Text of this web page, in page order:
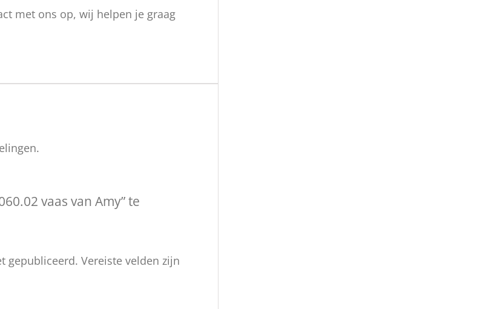
met ons op, wij helpen je graag
vaas van Amy” te
gepubliceerd. Vereiste velden zijn